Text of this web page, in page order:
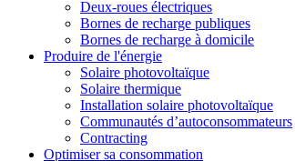
Deux-roues électriques
Bornes de recharge publiques
Bornes de recharge à domicile
Produire de l'énergie
Solaire photovoltaïque
Solaire thermique
Installation solaire photovoltaïque
Communautés d’autoconsommateurs
Contracting
Optimiser sa consommation